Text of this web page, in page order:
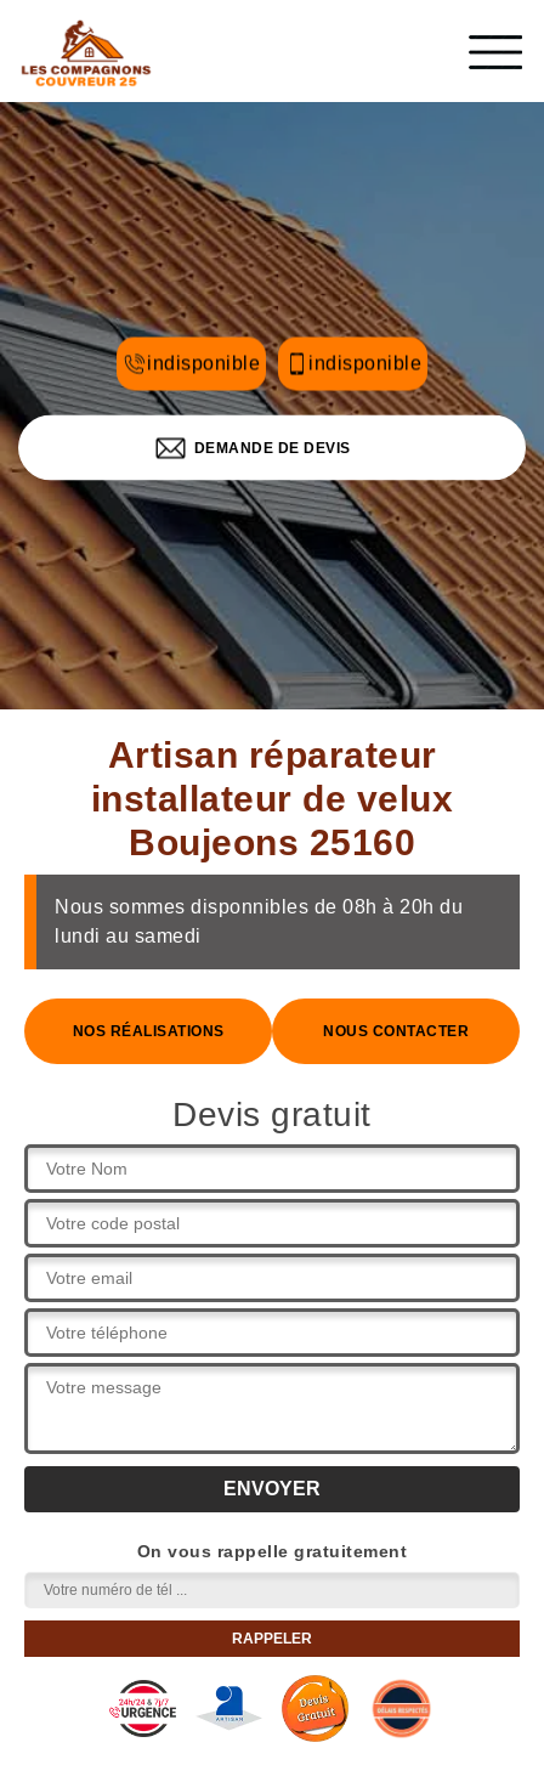
indisponible indisponible
DEMANDE DE DEVIS
Artisan réparateur
installateur de velux
Boujeons 25160
Nous sommes disponnibles de 08h à 20h du
lundi au samedi
NOS RÉALISATIONS NOUS CONTACTER
Devis gratuit
On vous rappelle gratuitement